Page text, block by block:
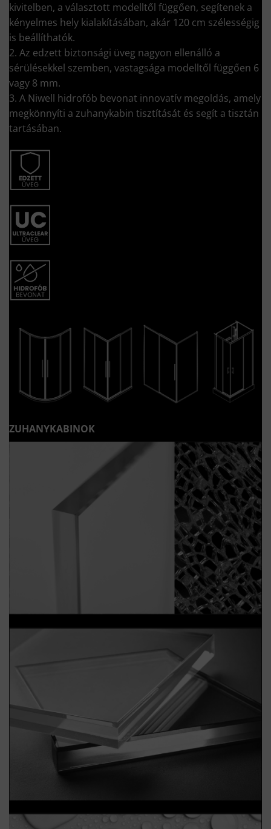
kivitelben, a választott modelltől függően, segítenek a
kényelmes hely kialakításában, akár 120 cm szélességig
is beállíthatók.
2. Az edzett biztonsági üveg nagyon ellenálló a
sérülésekkel szemben, vastagsága modelltől függően 6
vagy 8 mm.
3. A Niwell hidrofób bevonat innovatív megoldás, amely
megkönnyíti a zuhanykabin tisztítását és segít a tisztán
tartásában.
ZUHANYKABINOK